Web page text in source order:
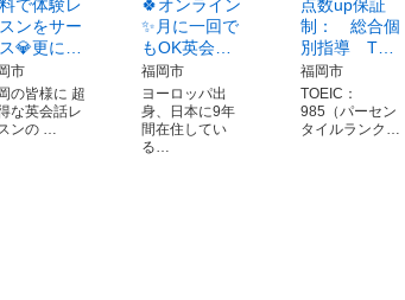
で体験レ
ンをサー
💎更に…
市
の皆様に 超
な英会話レ
ンの …
🍀オンライン
✨月に一回で
もOK英会…
福岡市
ヨーロッパ出
身、日本に9年
間在住してい
る…
点数up保証
制： 総合個
別指導 T…
福岡市
TOEIC：
985（パーセン
タイルランク…